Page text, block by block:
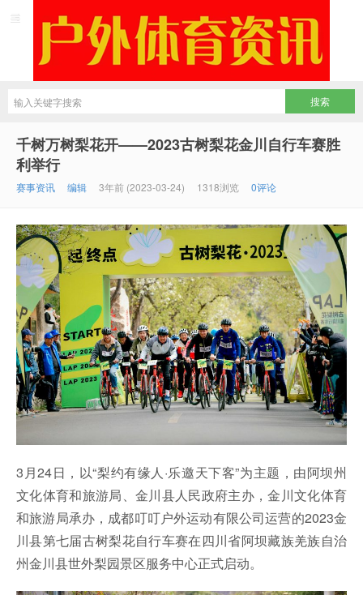
千树万树梨花开——2023古树梨花金川自行车赛胜
利举行
赛事资讯 编辑 3年前 (2023-03-24) 1318浏览 0评论
3月24日，以“梨约有缘人·乐邀天下客”为主题，由阿坝州
文化体育和旅游局、金川县人民政府主办，金川文化体育
和旅游局承办，成都叮叮户外运动有限公司运营的2023金
川县第七届古树梨花自行车赛在四川省阿坝藏族羌族自治
州金川县世外梨园景区服务中心正式启动。